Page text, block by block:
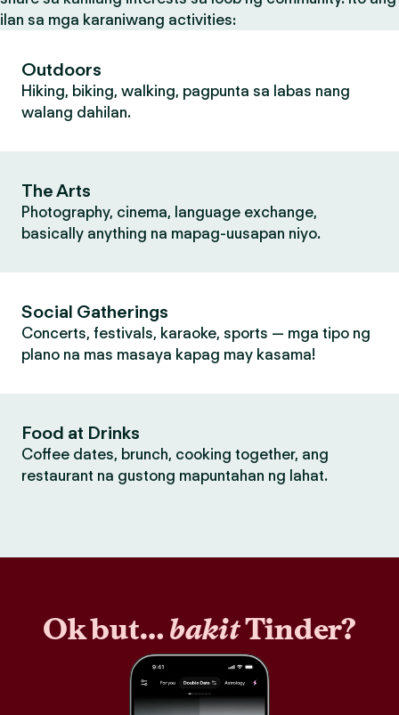
ilan sa mga karaniwang activities:
Outdoors
Hiking, biking, walking, pagpunta sa labas nang
walang dahilan.
The Arts
Photography, cinema, language exchange,
basically anything na mapag-uusapan niyo.
Social Gatherings
Concerts, festivals, karaoke, sports — mga tipo ng
plano na mas masaya kapag may kasama!
Food at Drinks
Coffee dates, brunch, cooking together, ang
restaurant na gustong mapuntahan ng lahat.
Ok but…bakitTinder?